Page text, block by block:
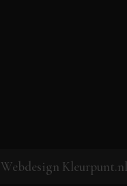
| Webdesign Kleurpunt.nl